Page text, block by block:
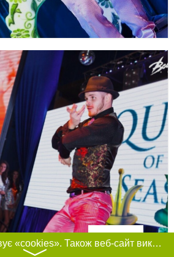
Фільтри
Цей сайт використовує «cookies». Також веб-сайт використовує інтернет-сервіс для збору технічних даних стосовно відвідувачів з метою отримання маркетингової та статистичної інформації. Умови обробки даних відвідувачів сайту див.
〉